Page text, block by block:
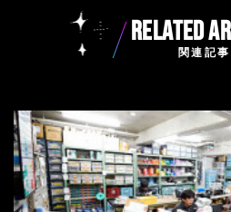
RELATED
関連記事